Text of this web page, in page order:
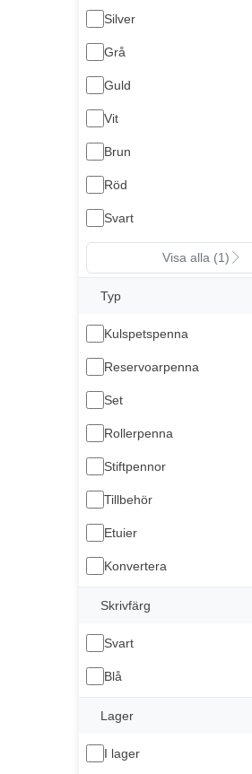
Silver
Grå
Guld
Vit
Brun
Röd
Svart
Visa alla (1)
Typ
Kulspetspenna
Reservoarpenna
Set
Rollerpenna
Stiftpennor
Tillbehör
Etuier
Konvertera
Skrivfärg
Svart
Blå
Lager
I lager